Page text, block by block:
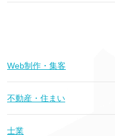
Web制作・集客
不動産・住まい
士業